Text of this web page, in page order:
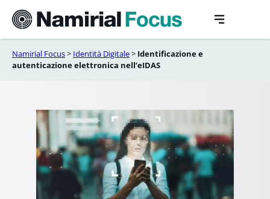
contenuto
Namirial Focus> Identità Digitale> Identificazione e
autenticazione elettronica nell’eIDAS